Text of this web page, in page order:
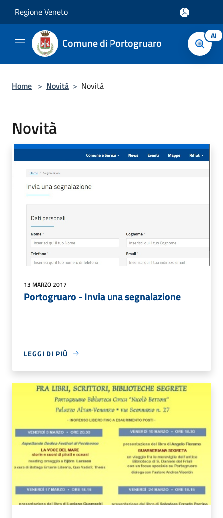
Regione Veneto
Comune di Portogruaro AI
Home > Novità > Novità
Novità
13 MARZO 2017
Portogruaro - Invia una segnalazione
LEGGI DI PIÙ